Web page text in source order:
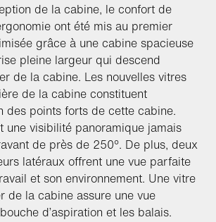
de la cabine, le confort de
ont été mis au premier
grâce à une cabine spacieuse
pleine largeur qui descend
de la cabine. Les nouvelles vitres
de la cabine constituent
des points forts de cette cabine.
une visibilité panoramique jamais
de près de 250°. De plus, deux
latéraux offrent une vue parfaite
et son environnement. Une vitre
de la cabine assure une vue
d’aspiration et les balais.